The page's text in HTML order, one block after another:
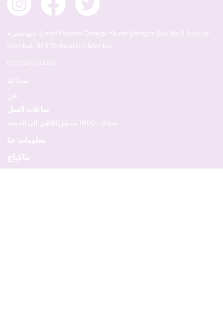
جيهانجير م. Şehit Piyade Onbaşı Murat Şengöz Sok. No: 3 Avcılar-
İstanbul، 34310 Avcılar / İstanbul
0212422 64 64
يساعد
عن
ساعات العمل
من الإثنين إلى الجمعة 8:00 صباحًا - 18.00 مساءً
معلومات عنا
ماكياج